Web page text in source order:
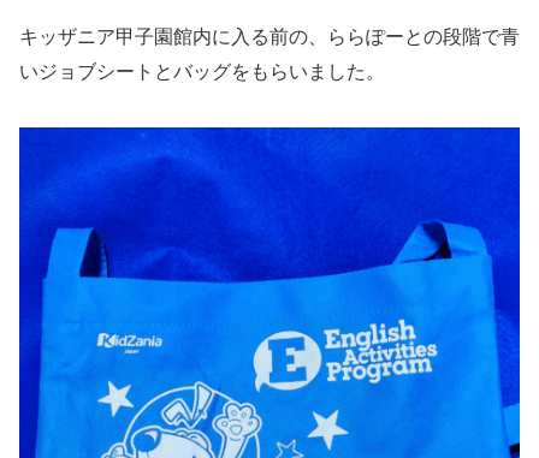
キッザニア甲子園館内に入る前の、ららぽーとの段階で青
いジョブシートとバッグをもらいました。